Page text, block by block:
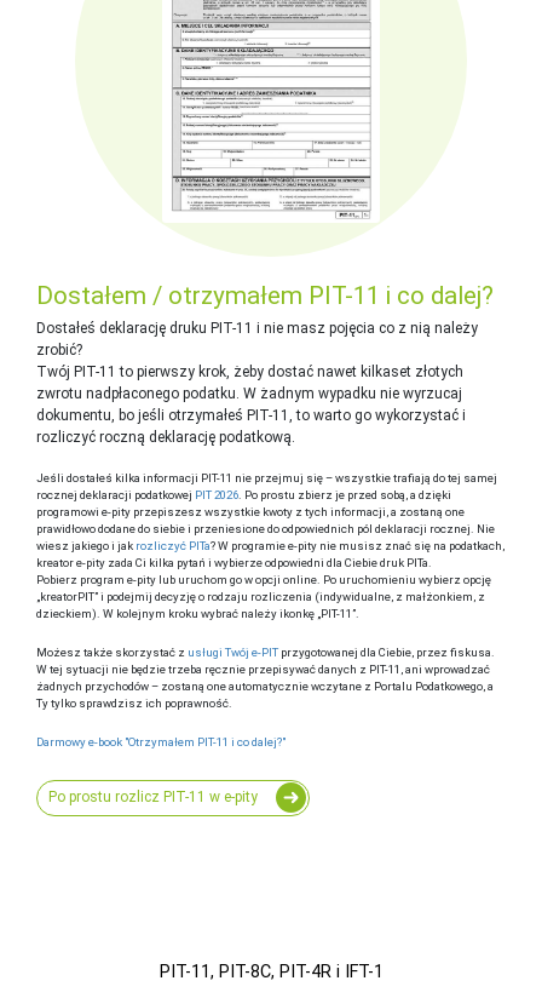
Dostałem / otrzymałem PIT-11 i co dalej?
Dostałeś deklarację druku PIT-11 i nie masz pojęcia co z nią należy
zrobić?
Twój PIT-11 to pierwszy krok, żeby dostać nawet kilkaset złotych
zwrotu nadpłaconego podatku. W żadnym wypadku nie wyrzucaj
dokumentu, bo jeśli otrzymałeś PIT-11, to warto go wykorzystać i
rozliczyć roczną deklarację podatkową.
Jeśli dostałeś kilka informacji PIT-11 nie przejmuj się – wszystkie trafiają do tej samej
rocznej deklaracji podatkowej PIT 2026 . Po prostu zbierz je przed sobą, a dzięki
programowi e-pity przepiszesz wszystkie kwoty z tych informacji, a zostaną one
prawidłowo dodane do siebie i przeniesione do odpowiednich pól deklaracji rocznej. Nie
wiesz jakiego i jak rozliczyć PITa? W programie e-pity nie musisz znać się na podatkach,
kreator e-pity zada Ci kilka pytań i wybierze odpowiedni dla Ciebie druk PITa.
Pobierz program e-pity lub uruchom go w opcji online. Po uruchomieniu wybierz opcję
„kreatorPIT” i podejmij decyzję o rodzaju rozliczenia (indywidualne, z małżonkiem, z
dzieckiem). W kolejnym kroku wybrać należy ikonkę „PIT-11”.
Możesz także skorzystać z usługi Twój e-PIT przygotowanej dla Ciebie, przez fiskusa.
W tej sytuacji nie będzie trzeba ręcznie przepisywać danych z PIT-11, ani wprowadzać
żadnych przychodów – zostaną one automatycznie wczytane z Portalu Podatkowego, a
Ty tylko sprawdzisz ich poprawność.
Darmowy e-book "Otrzymałem PIT-11 i co dalej?"
Po prostu rozlicz PIT-11 w e-pity
PIT-11, PIT-8C, PIT-4R i IFT-1